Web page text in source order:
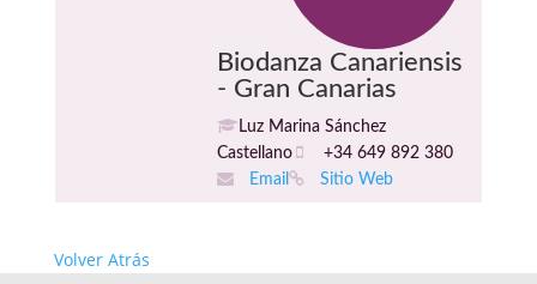
Biodanza Canariensis
- Gran Canarias
Luz Marina Sánchez
Castellano
+34 649 892 380
Email
Sitio Web
Volver Atrás